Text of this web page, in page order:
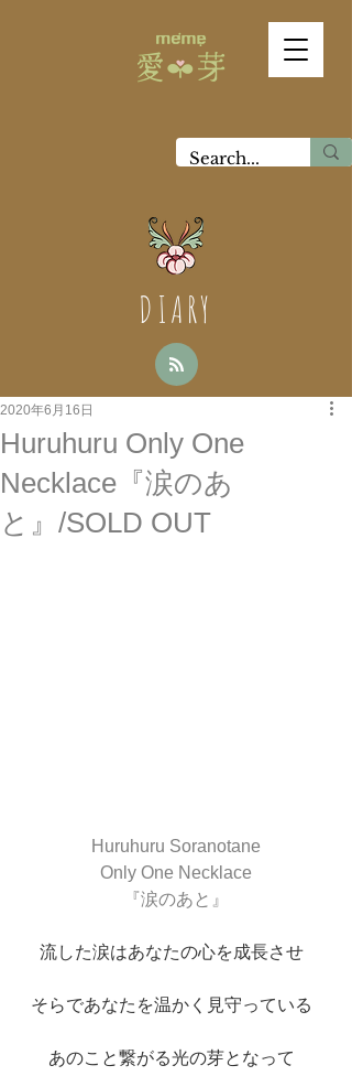
DIARY
Huruhuru Only One
Necklace『涙のあ
と』/SOLD OUT
2020年6月16日
Huruhuru Soranotane
Only One Necklace
『涙のあと』
流した涙はあなたの心を成長させ
そらであなたを温かく見守っている
あのこと繋がる光の芽となって